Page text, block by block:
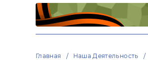
Главная Наша Деятельность